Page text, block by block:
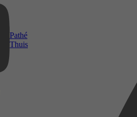
Pathé
Thuis